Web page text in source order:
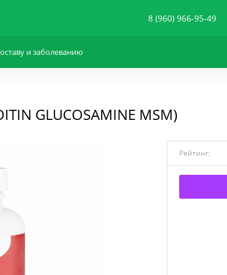
8 (960) 966-95-49
GLUCOSAMINE MSM)
Рейтинг: